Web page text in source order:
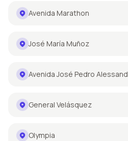
Avenida Marathon
José María Muñoz
Avenida José Pedro
General Velásquez
Olympia